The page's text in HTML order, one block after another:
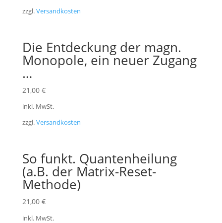
zzgl.Versandkosten
Die Entdeckung der magn.
Monopole, ein neuer Zugang
…
21,00 €
inkl. MwSt.
zzgl.Versandkosten
So funkt. Quantenheilung
(a.B. der Matrix-Reset-
Methode)
21,00 €
inkl. MwSt.